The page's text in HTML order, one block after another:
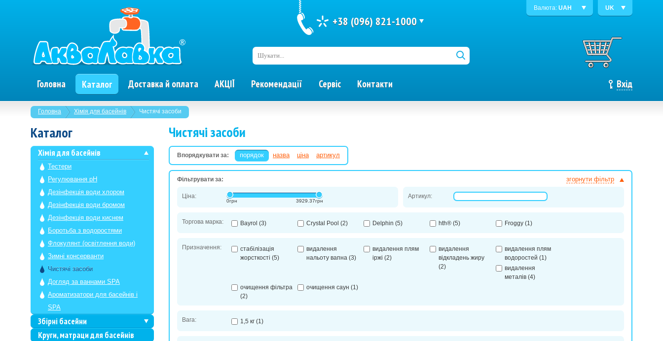
Валюта: UAH UK
Вхід
Головна Каталог Доставка й оплата АКЦІЇ Рекомендації Сервіс Контакти
Шукати...
+38 (096) 821-1000
Головна Хімія для басейнів Чистячі засоби
Чистячі засоби
Впорядкувати за: порядок назва ціна артикул
Фільтрувати за: згорнути фільтр
Ціна:
0грн 3929.37грн
Артикул:
Торгова марка: Bayrol (3) Crystal Pool (2) Delphin (5) hth® (5) Froggy (1)
Призначення:
стабілізація
жорсткості (5)
видалення
нальоту вапна (3)
видалення плям
іржі (2)
видалення
відкладень жиру
(2)
видалення плям
водоростей (1)
видалення
металів (4)
очищення фільтра
(2)
очищення саун (1)
Вага: 1,5 кг (1)
Каталог
Хімія для басейнів
Тестери
Регулювання рН
Дезінфекція води хлором
Дезінфекція води бромом
Дезінфекція води киснем
Боротьба з водоростями
Флокулянт (освітлення води)
Зимні консерванти
Чистячі засоби
Догляд за ваннами SPA
Ароматизатори для басейнів і
SPA
Збірні басейни
Круги, матраци для басейнів